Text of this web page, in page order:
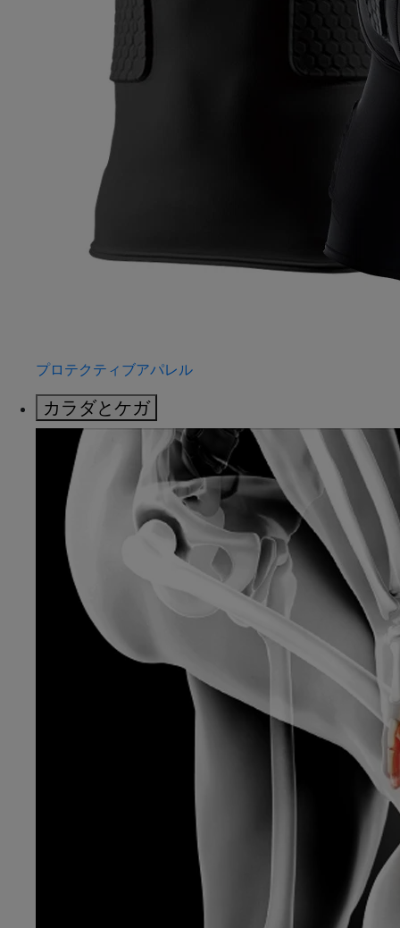
プロテクティブアパレル
カラダとケガ